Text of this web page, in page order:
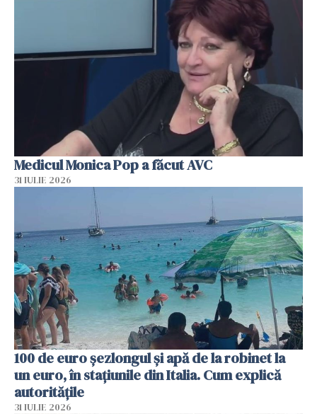
Medicul Monica Pop a făcut AVC
31 IULIE 2026
100 de euro șezlongul și apă de la robinet la
un euro, în stațiunile din Italia. Cum explică
autoritățile
31 IULIE 2026